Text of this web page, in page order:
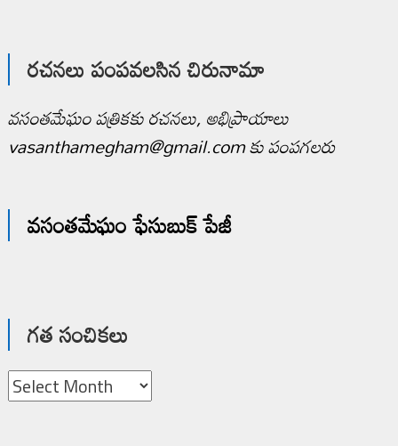
రచనలు పంపవలసిన చిరునామా
వసంతమేఘం పత్రికకు రచనలు, అభిప్రాయాలు
vasanthamegham@gmail.com కు పంపగలరు
వసంతమేఘం ఫేసుబుక్ పేజీ
గత సంచికలు
గత
సంచికలు